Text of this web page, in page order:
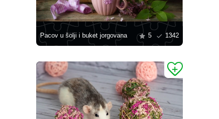
Pacov u šolji i buket jorgovana 5 1342